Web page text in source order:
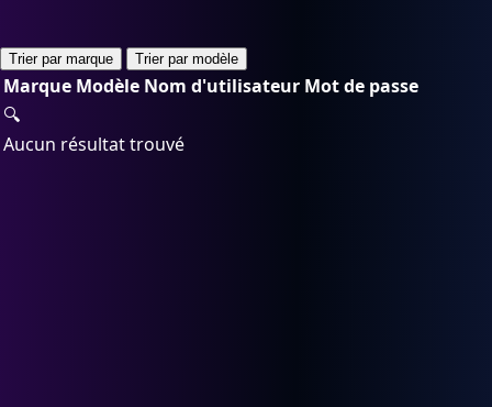
Trier par marque Trier par modèle
Marque Modèle Nom d'utilisateur Mot de passe
🔍
Aucun résultat trouvé